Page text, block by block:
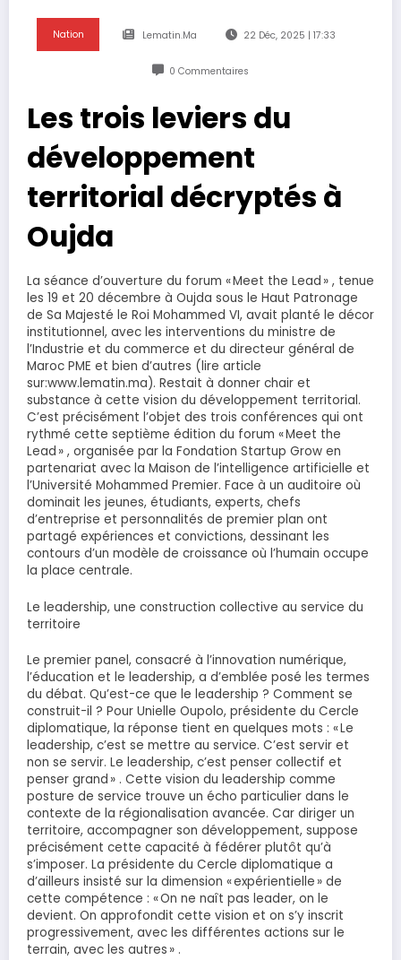
Nation Lematin.ma 22 Déc, 2025 | 17:33
0 Commentaires
Les trois leviers du
développement
territorial décryptés à
Oujda
La séance d’ouverture du forum « Meet the Lead » , tenue
les 19 et 20 décembre à Oujda sous le Haut Patronage
de Sa Majesté le Roi Mohammed VI, avait planté le décor
institutionnel, avec les interventions du ministre de
l’Industrie et du commerce et du directeur général de
Maroc PME et bien d’autres (lire article
sur:www.lematin.ma). Restait à donner chair et
substance à cette vision du développement territorial.
C’est précisément l’objet des trois conférences qui ont
rythmé cette septième édition du forum « Meet the
Lead » , organisée par la Fondation Startup Grow en
partenariat avec la Maison de l’intelligence artificielle et
l’Université Mohammed Premier. Face à un auditoire où
dominait les jeunes, étudiants, experts, chefs
d’entreprise et personnalités de premier plan ont
partagé expériences et convictions, dessinant les
contours d’un modèle de croissance où l’humain occupe
la place centrale.
Le leadership, une construction collective au service du
territoire
Le premier panel, consacré à l’innovation numérique,
l’éducation et le leadership, a d’emblée posé les termes
du débat. Qu’est-ce que le leadership ? Comment se
construit-il ? Pour Unielle Oupolo, présidente du Cercle
diplomatique, la réponse tient en quelques mots : « Le
leadership, c’est se mettre au service. C’est servir et
non se servir. Le leadership, c’est penser collectif et
penser grand » . Cette vision du leadership comme
posture de service trouve un écho particulier dans le
contexte de la régionalisation avancée. Car diriger un
territoire, accompagner son développement, suppose
précisément cette capacité à fédérer plutôt qu’à
s’imposer. La présidente du Cercle diplomatique a
d’ailleurs insisté sur la dimension « expérientielle » de
cette compétence : « On ne naît pas leader, on le
devient. On approfondit cette vision et on s’y inscrit
progressivement, avec les différentes actions sur le
terrain, avec les autres » .